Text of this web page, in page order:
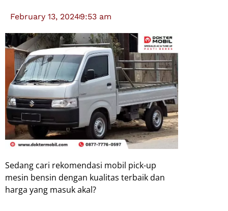
February 13, 20249:53 am
Sedang cari rekomendasi mobil pick-up
mesin bensin dengan kualitas terbaik dan
harga yang masuk akal?